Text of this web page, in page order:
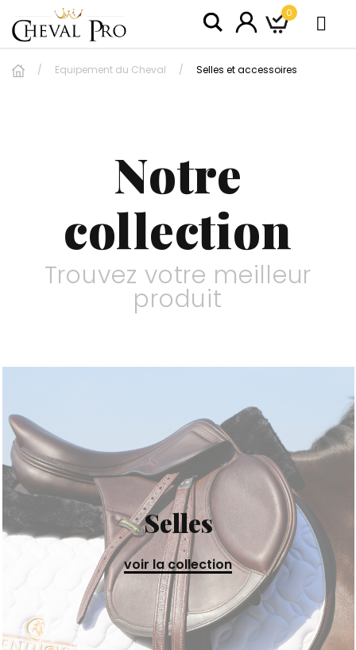
0
Equipement du Cheval Selles et accessoires
Notre
collection
Trouvez votre meilleur
produit
Selles
voir la collection